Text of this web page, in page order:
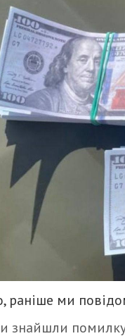
раніше ми
знайшли помилку,